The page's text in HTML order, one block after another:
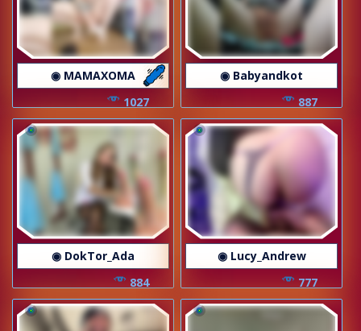
◉ MAMAXOMA
1027
◉ Babyandkot
887
◉ DokTor_Ada
884
◉ Lucy_Andrew
777